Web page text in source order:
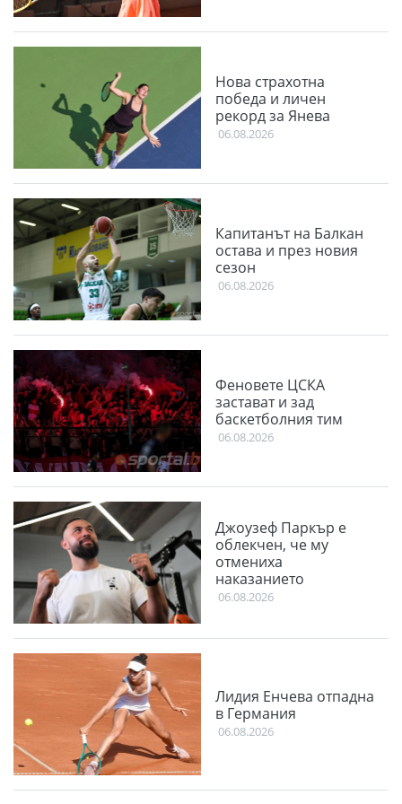
Нова страхотна
победа и личен
рекорд за Янева
06.08.2026
Капитанът на Балкан
остава и през новия
сезон
06.08.2026
Феновете ЦСКА
застават и зад
баскетболния тим
06.08.2026
Джоузеф Паркър е
облекчен, че му
отмениха
наказанието
06.08.2026
Лидия Енчева отпадна
в Германия
06.08.2026